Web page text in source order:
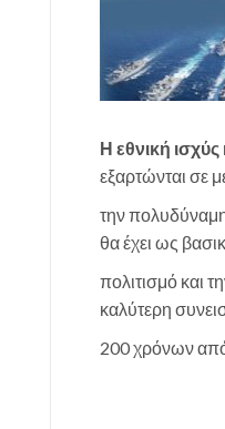
Η εθνική ισχύς
εξαρτώνται σε
την
θα έχει ως
πολιτισμό και
καλύτερη
200 χρόνων